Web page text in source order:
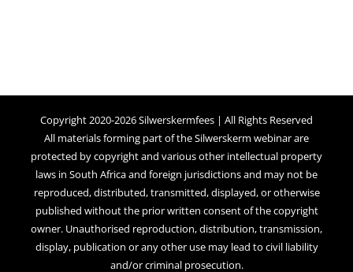
Copyright 2020-2026 Silwerskermfees | All Rights Reserved
All materials forming part of the Silwerskerm webinar are
protected by copyright and various other intellectual property
laws in South Africa and foreign jurisdictions and may not be
reproduced, distributed, transmitted, displayed, or otherwise
published without the prior written consent of the copyright
owner. Unauthorised reproduction, distribution, transmission,
display, publication or any other use may lead to civil liability
and/or criminal prosecution.